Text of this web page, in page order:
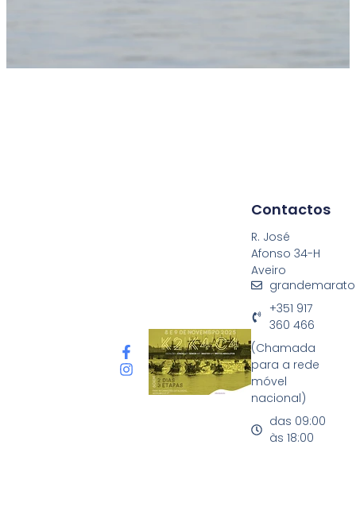
Contactos
R. José
Afonso 34-H
Aveiro
+351 917
360 466
(Chamada
para a rede
móvel
nacional)
das 09:00
às 18:00